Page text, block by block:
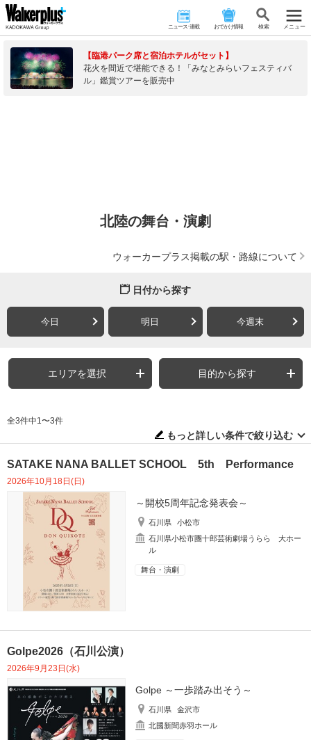
ニュース･連載 おでかけ情報 検 索 メニュー
【臨港パーク席と宿泊ホテルがセット】
花火を間近で堪能できる！「みなとみらいフェスティバ
ル」鑑賞ツアーを販売中
北陸の舞台・演劇
ウォーカープラス掲載の駅・路線について
日付から探す
今日 明日 今週末
エリアを選択 目的から探す
全3件中1〜3件
もっと詳しい条件で絞り込む
SATAKE NANA BALLET SCHOOL 5th Performance
2026年10月18日(日)
～開校5周年記念発表会～
石川県
小松市
石川県小松市團十郎芸術劇場うらら 大ホー
ル
舞台・演劇
Golpe2026（石川公演）
2026年9月23日(水)
Golpe ～一歩踏み出そう～
石川県
金沢市
北國新聞赤羽ホール